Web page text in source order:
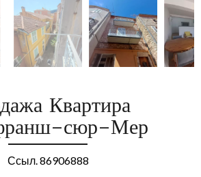
Квартира
сюр-Мер
Ссыл. 86906888